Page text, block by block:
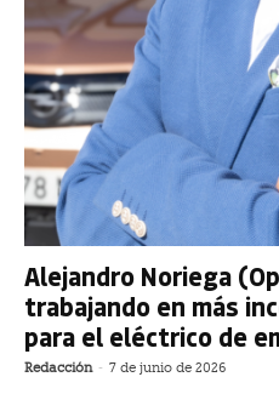
Alejandro Noriega
trabajando en más
para el eléctrico de
Redacción - 7 de junio de 2026